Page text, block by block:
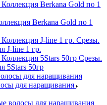
Berkana Gold по 1
Срезы.
J-line 1 гр.
Срезы.
5Stars 50гр
для наращивания
волосы для наращивания